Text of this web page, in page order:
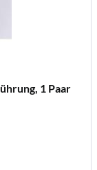
1 Paar